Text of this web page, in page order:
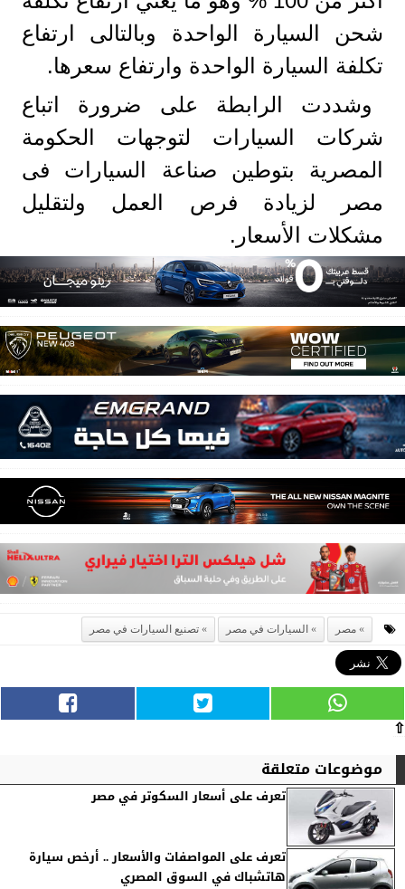
شحن السيارة الواحدة وبالتالى ارتفاع
تكلفة السيارة الواحدة وارتفاع سعرها.
وشددت الرابطة على ضرورة اتباع
شركات السيارات لتوجهات الحكومة
المصرية بتوطين صناعة السيارات فى
مصر لزيادة فرص العمل ولتقليل
مشكلات الأسعار.
مصر السيارات في مصر تصنيع السيارات في مصر
⇧
موضوعات متعلقة
تعرف على أسعار السكوتر في مصر
تعرف على المواصفات والأسعار .. أرخص سيارة
هاتشباك في السوق المصري